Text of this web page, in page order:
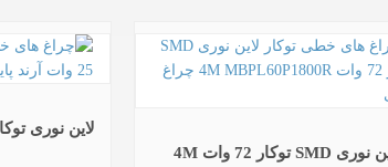
لاین نوری SMD توکار 72 وات 4M